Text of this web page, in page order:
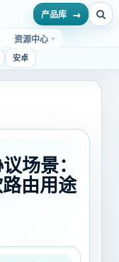
资源中心 ▼
产品库
安卓
场景：
由用途